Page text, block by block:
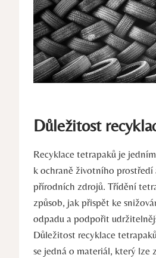
Důležitost
Recyklace tetrapaků je
k ochraně životního prostředí
přírodních zdrojů. Třídění
způsob, jak přispět ke
odpadu a podpořit
Důležitost recyklace
se jedná o materiál, který lze